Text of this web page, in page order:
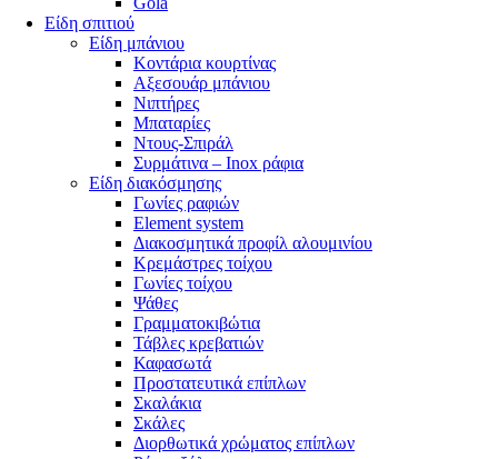
Είδη σπιτιού
Είδη μπάνιου
Κοντάρια κουρτίνας
Αξεσουάρ μπάνιου
Νιπτήρες
Μπαταρίες
Ντους-Σπιράλ
Συρμάτινα – Inox ράφια
Είδη διακόσμησης
Γωνίες ραφιών
Element system
Διακοσμητικά προφίλ αλουμινίου
Κρεμάστρες τοίχου
Γωνίες τοίχου
Ψάθες
Γραμματοκιβώτια
Τάβλες κρεβατιών
Καφασωτά
Προστατευτικά επίπλων
Σκαλάκια
Σκάλες
Διορθωτικά χρώματος επίπλων